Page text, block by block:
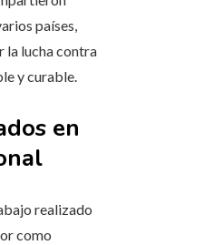
países,
la lucha contra
y curable.
en
realizado
como